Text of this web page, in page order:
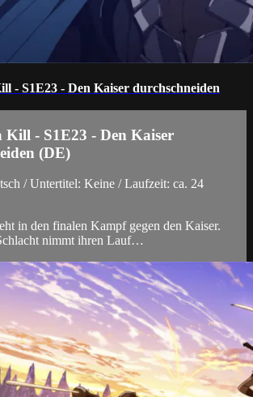
- S1E23 - Den Kaiser durchschneiden
Kill - S1E23 - Den Kaiser
(DE)
/ Untertitel: Keine / Laufzeit: ca. 24
in den finalen Kampf gegen den Kaiser.
nimmt ihren Lauf…